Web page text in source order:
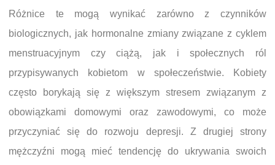
Różnice te mogą wynikać zarówno z czynników
biologicznych, jak hormonalne zmiany związane z cyklem
menstruacyjnym czy ciążą, jak i społecznych ról
przypisywanych kobietom w społeczeństwie. Kobiety
często borykają się z większym stresem związanym z
obowiązkami domowymi oraz zawodowymi, co może
przyczyniać się do rozwoju depresji. Z drugiej strony
mężczyźni mogą mieć tendencję do ukrywania swoich